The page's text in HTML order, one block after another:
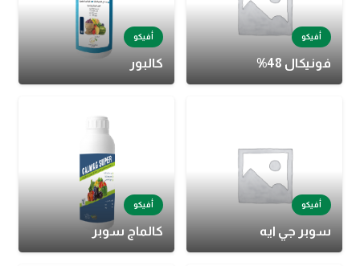
أفيكو
فونيكال 48%
أفيكو
كالبور
أفيكو
سوبر جي ايه
أفيكو
كالماج سوبر